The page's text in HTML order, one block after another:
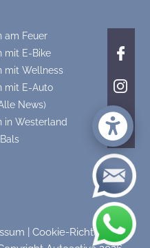
am Feuer
mit E-Bike
mit Wellness
mit E-Auto
News)
in Westerland
Cookie-Richtlinie|